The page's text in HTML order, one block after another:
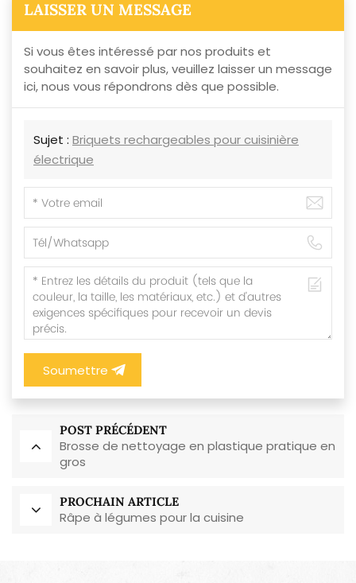
LAISSER UN MESSAGE
Si vous êtes intéressé par nos produits et
souhaitez en savoir plus, veuillez laisser un message
ici, nous vous répondrons dès que possible.
Sujet : Briquets rechargeables pour cuisinière
électrique
Soumettre
POST PRÉCÉDENT
Brosse de nettoyage en plastique pratique en
gros
PROCHAIN ARTICLE
Râpe à légumes pour la cuisine